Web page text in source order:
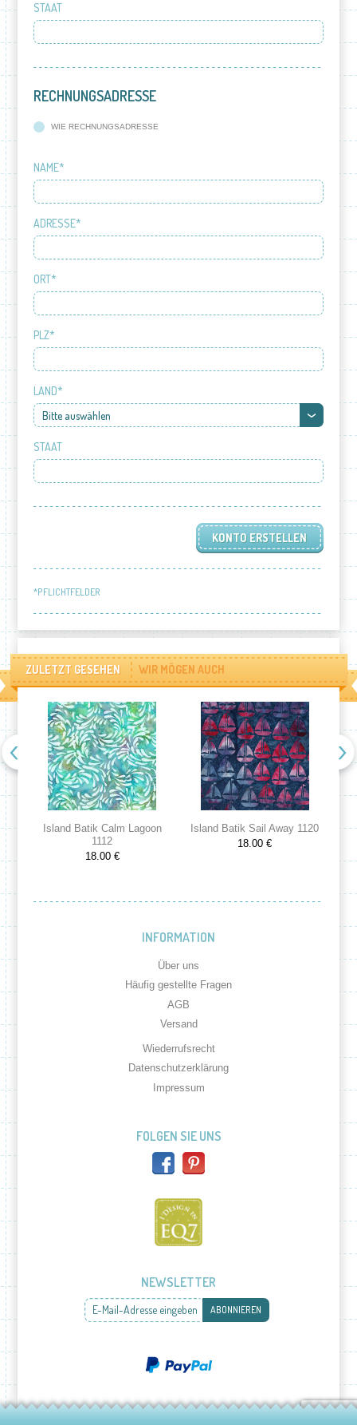
STAAT
RECHNUNGSADRESSE
WIE RECHNUNGSADRESSE
NAME*
ADRESSE*
ORT*
PLZ*
LAND*
Bitte auswählen
STAAT
*PFLICHTFELDER
ZULETZT GESEHEN WIR MÖGEN AUCH
Island Batik Calm Lagoon
1112
18.00 €
Island Batik Sail Away 1120
18.00 €
INFORMATION
Über uns
Häufig gestellte Fragen
AGB
Versand
Wiederrufsrecht
Datenschutzerklärung
Impressum
FOLGEN SIE UNS
NEWSLETTER
E-Mail-Adresse eingeben ABONNIEREN